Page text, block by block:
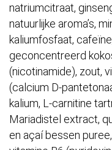
natriumcitraat,
natuurlijke aroma’s,
kaliumfosfaat,
geconcentreerd
(nicotinamide), zout,
(calcium D-
kalium, L-carnitine
Mariadistel extract,
en açaí bessen